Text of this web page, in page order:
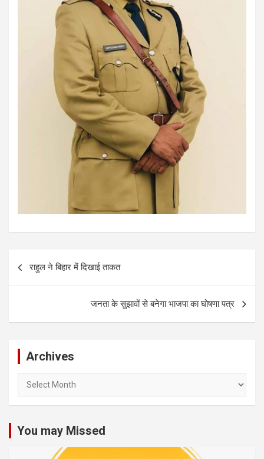
navigation
राहुल ने बिहार में दिखाई ताकत
जनता के सुझावों से बनेगा भाजपा का घोषणा पत्र
Archives
You may Missed